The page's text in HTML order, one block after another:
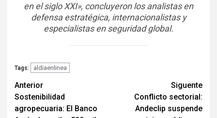
en el siglo XXI», concluyeron los analistas en
defensa estratégica, internacionalistas y
especialistas en seguridad global.
Tags: aldiaenlinea
Navegación
de
Anterior
Sostenibilidad
agropecuaria: El Banco
Siguente
Conflicto sectorial:
Andeclip suspende